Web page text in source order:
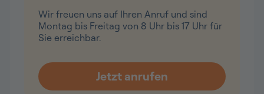
Wir freuen uns auf Ihren Anruf und sind
Montag bis Freitag von 8 Uhr bis 17 Uhr für
Sie erreichbar.